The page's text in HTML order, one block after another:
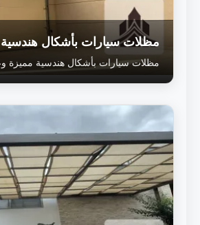
مظلات سيارات بأشكال هندسية
مظلات سيارات بأشكال هندسية مميزة